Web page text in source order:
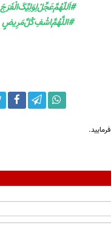
#اَللّهُمَّ‌عَجِّلْ‌لِوَلِيِّکَ‌الْفَرَجَ
#اللَّهُمَّ‌اشْفِ‌کُلَّ‌مَرِیضٍ